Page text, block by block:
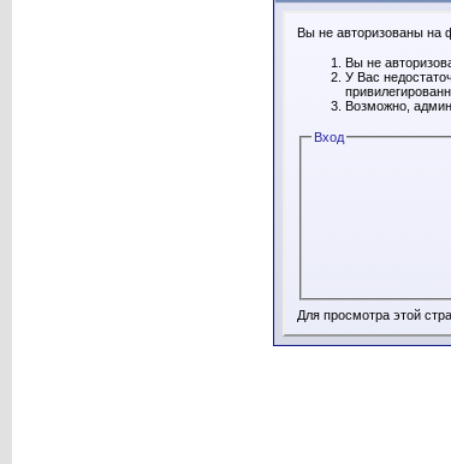
Вы не авторизованы на
Вы не
У Вас
Возможно,
Вход
Для просмотра этой